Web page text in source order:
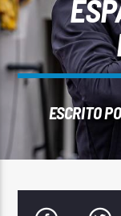
CANCIÓN ACTUAL
TÍTULO
ARTISTA
Señal FM
ESCRITO